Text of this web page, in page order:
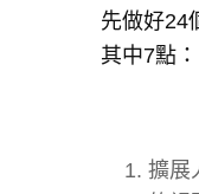
先做好24
其中7點：
擴展